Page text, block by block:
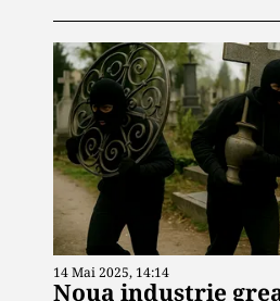
14 Mai 2025, 14:14
Noua industrie